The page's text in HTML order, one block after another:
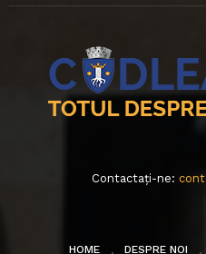
Contactați-ne:
HOME DESPRE NOI